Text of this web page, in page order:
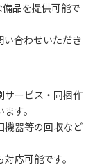
品を提供可能で
合わせいただき
サービス・同梱作
す。
機器等の回収など
応可能です。